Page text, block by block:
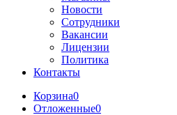
Новости
Сотрудники
Вакансии
Лицензии
Политика
Контакты
Корзина0
Отложенные0